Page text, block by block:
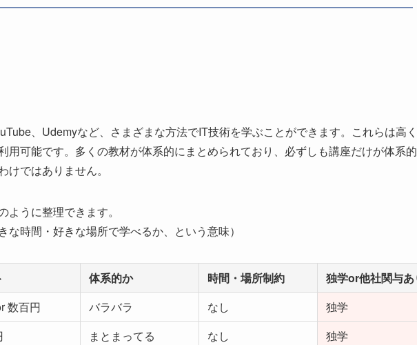
、Udemyなど、さまざまな方法でIT技術を学ぶことができます。これらは高
用可能です。多くの教材が体系的にまとめられており、必ずしも講座だけが体系
ではありません。
うに整理できます。
な時間・好きな場所で学べるか、という意味）
体系的か 時間・場所制約
独学or他社関与あ
数百円 バラバラ なし
独学
まとまってる なし
独学